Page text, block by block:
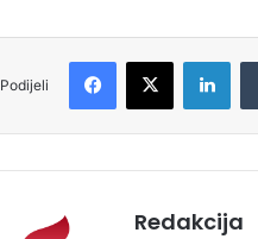
Podijeli
Redakcija